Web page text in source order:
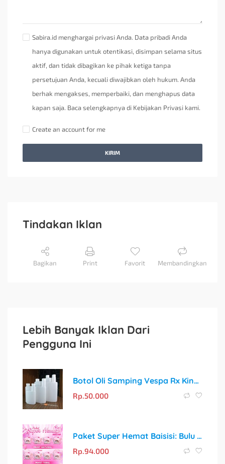
Sabira.id menghargai privasi Anda. Data pribadi Anda
hanya digunakan untuk otentikasi, disimpan selama situs
aktif, dan tidak dibagikan ke pihak ketiga tanpa
persetujuan Anda, kecuali diwajibkan oleh hukum. Anda
berhak mengakses, memperbaiki, dan menghapus data
kapan saja. Baca selengkapnya di Kebijakan Privasi kami.
Create an account for me
KIRIM
Tindakan Iklan
Bagikan Print Favorit Membandingkan
Lebih Banyak Iklan Dari
Pengguna Ini
Botol Oli Samping Vespa Rx King: Takaran Oli yang Akurat untuk Setiap Perjalanan
Rp.50.000
Paket Super Hemat Baisisi: Bulu Mata Palsu + Tweezer + Lash Glue + Penjepit Sunflower
Rp.94.000